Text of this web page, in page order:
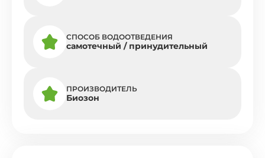
СПОСОБ ВОДООТВЕДЕНИЯ
самотечный / принудительный
ПРОИЗВОДИТЕЛЬ
Биозон